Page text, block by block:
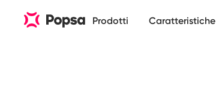
Prodotti Caratteristiche